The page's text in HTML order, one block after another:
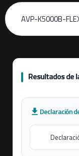
Resultados de
Declaración